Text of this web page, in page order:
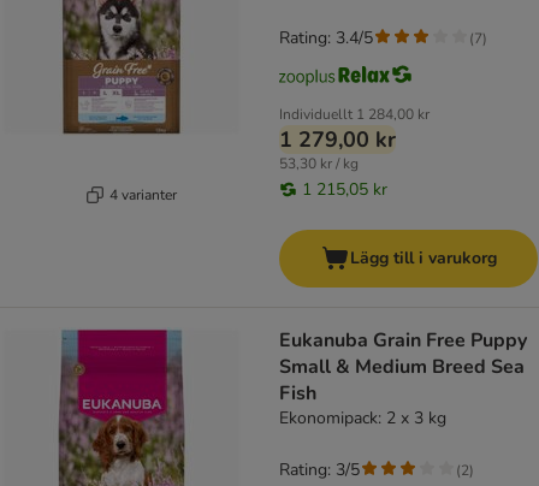
4 varianter
Individuellt 1 284,00 kr
1 279,00 kr
53,30 kr / kg
1 215,05 kr
Rating: 3.4/5 (7)
Lägg till i varukorg
Eukanuba Grain Free Puppy
Small & Medium Breed Sea
Fish
Ekonomipack: 2 x 3 kg
Rating: 3/5 (2)